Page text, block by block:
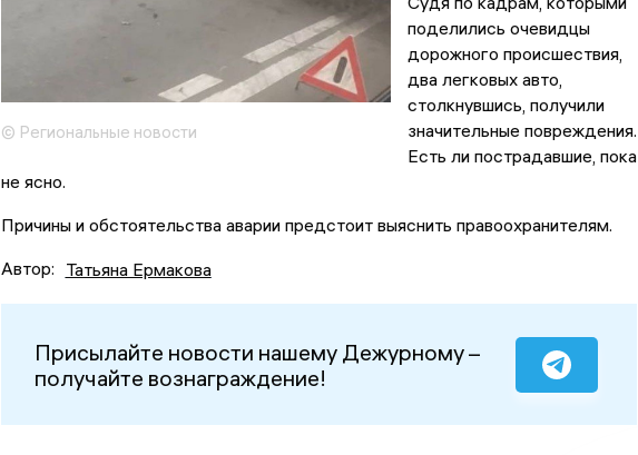
© Региональные новости
поделились очевидцы
дорожного происшествия,
два легковых авто,
столкнувшись, получили
значительные повреждения.
Есть ли пострадавшие, пока
не ясно.
Причины и обстоятельства аварии предстоит выяснить правоохранителям.
Автор: Татьяна Ермакова
Присылайте новости нашему Дежурному –
получайте вознаграждение!